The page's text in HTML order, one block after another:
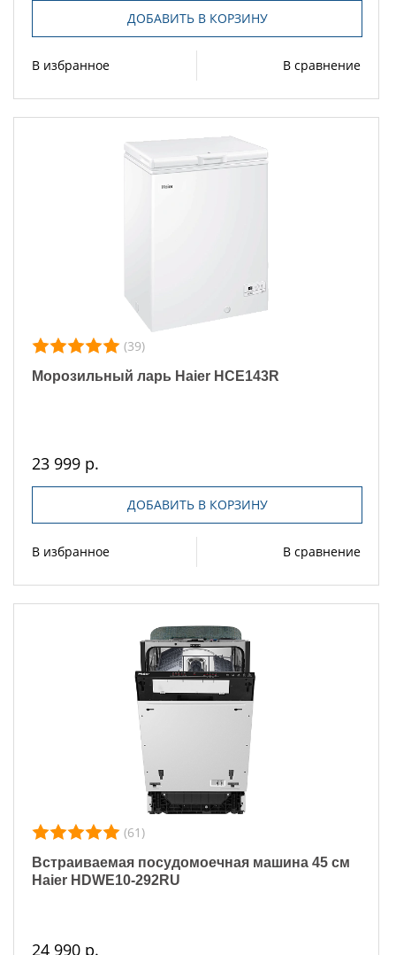
ДОБАВИТЬ В КОРЗИНУ
В избранное В сравнение
(39)
Морозильный ларь Haier HCE143R
23 999 р.
ДОБАВИТЬ В КОРЗИНУ
В избранное В сравнение
(61)
Встраиваемая посудомоечная машина 45 см
Haier HDWE10-292RU
24 990 р.